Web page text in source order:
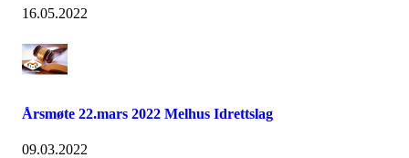
16.05.2022
Årsmøte 22.mars 2022 Melhus Idrettslag
09.03.2022